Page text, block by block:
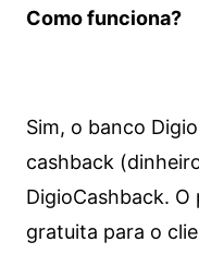
Como funciona?
Sim, o banco
cashback
DigioCashback.
gratuita para o